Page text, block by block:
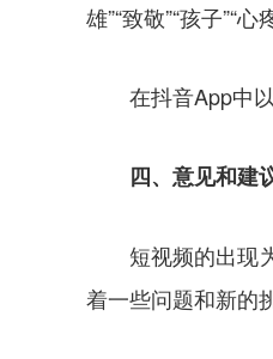
雄”“致敬”“孩子”“
在抖音App中
四、意见和建
短视频的出现
着一些问题和新的